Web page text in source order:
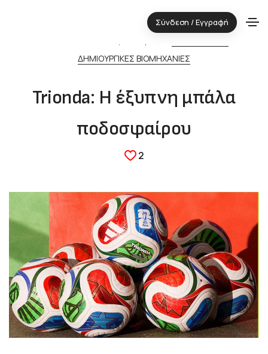
Σύνδεση / Εγγραφή
ΔΗΜΙΟΥΡΓΙΚΕΣ ΒΙΟΜΗΧΑΝΙΕΣ
Trionda: Η έξυπνη μπάλα
ποδοσφαίρου
2